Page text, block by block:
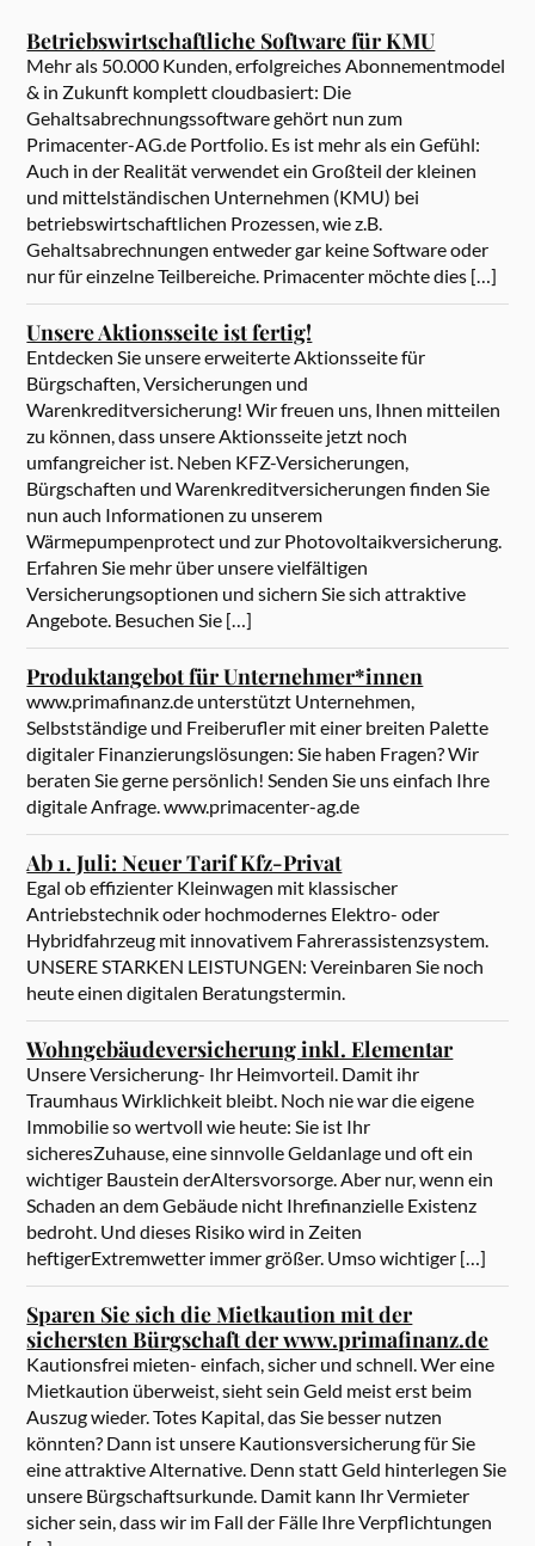
Betriebswirtschaftliche Software für KMU
Mehr als 50.000 Kunden, erfolgreiches Abonnementmodel
& in Zukunft komplett cloudbasiert: Die
Gehaltsabrechnungssoftware gehört nun zum
Primacenter-AG.de Portfolio. Es ist mehr als ein Gefühl:
Auch in der Realität verwendet ein Großteil der kleinen
und mittelständischen Unternehmen (KMU) bei
betriebswirtschaftlichen Prozessen, wie z.B.
Gehaltsabrechnungen entweder gar keine Software oder
nur für einzelne Teilbereiche. Primacenter möchte dies […]
Unsere Aktionsseite ist fertig!
Entdecken Sie unsere erweiterte Aktionsseite für
Bürgschaften, Versicherungen und
Warenkreditversicherung! Wir freuen uns, Ihnen mitteilen
zu können, dass unsere Aktionsseite jetzt noch
umfangreicher ist. Neben KFZ-Versicherungen,
Bürgschaften und Warenkreditversicherungen finden Sie
nun auch Informationen zu unserem
Wärmepumpenprotect und zur Photovoltaikversicherung.
Erfahren Sie mehr über unsere vielfältigen
Versicherungsoptionen und sichern Sie sich attraktive
Angebote. Besuchen Sie […]
Produktangebot für Unternehmer*innen
www.primafinanz.de unterstützt Unternehmen,
Selbstständige und Freiberufler mit einer breiten Palette
digitaler Finanzierungslösungen: Sie haben Fragen? Wir
beraten Sie gerne persönlich! Senden Sie uns einfach Ihre
digitale Anfrage. www.primacenter-ag.de
Ab 1. Juli: Neuer Tarif Kfz-Privat
Egal ob effizienter Kleinwagen mit klassischer
Antriebstechnik oder hochmodernes Elektro- oder
Hybridfahrzeug mit innovativem Fahrerassistenzsystem.
UNSERE STARKEN LEISTUNGEN: Vereinbaren Sie noch
heute einen digitalen Beratungstermin.
Wohngebäudeversicherung inkl. Elementar
Unsere Versicherung- Ihr Heimvorteil. Damit ihr
Traumhaus Wirklichkeit bleibt. Noch nie war die eigene
Immobilie so wertvoll wie heute: Sie ist Ihr
sicheresZuhause, eine sinnvolle Geldanlage und oft ein
wichtiger Baustein derAltersvorsorge. Aber nur, wenn ein
Schaden an dem Gebäude nicht Ihrefinanzielle Existenz
bedroht. Und dieses Risiko wird in Zeiten
heftigerExtremwetter immer größer. Umso wichtiger […]
Sparen Sie sich die Mietkaution mit der
sichersten Bürgschaft der www.primafinanz.de
Kautionsfrei mieten- einfach, sicher und schnell. Wer eine
Mietkaution überweist, sieht sein Geld meist erst beim
Auszug wieder. Totes Kapital, das Sie besser nutzen
könnten? Dann ist unsere Kautionsversicherung für Sie
eine attraktive Alternative. Denn statt Geld hinterlegen Sie
unsere Bürgschaftsurkunde. Damit kann Ihr Vermieter
sicher sein, dass wir im Fall der Fälle Ihre Verpflichtungen